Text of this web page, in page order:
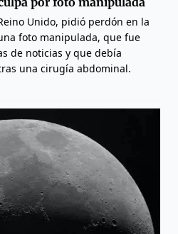
Unido, pidió perdón en la
foto manipulada, que fue
de noticias y que debía
una cirugía abdominal.